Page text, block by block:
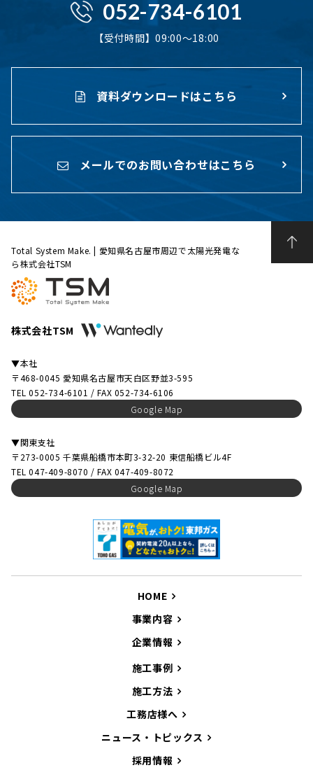
052-734-6101
【受付時間】09:00〜18:00
資料ダウンロードはこちら
メールでのお問い合わせはこちら
Total System Make. | 愛知県名古屋市周辺で太陽光発電な
ら株式会社TSM
株式会社TSM
▼本社
〒468-0045 愛知県名古屋市天白区野並3-595
TEL 052-734-6101 / FAX 052-734-6106
Google Map
▼関東支社
〒273-0005 千葉県船橋市本町3-32-20 東信船橋ビル4F
TEL 047-409-8070 / FAX 047-409-8072
Google Map
HOME
事業内容
企業情報
施工事例
施工方法
工務店様へ
ニュース・トピックス
採用情報